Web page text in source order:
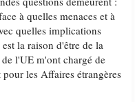
à quelles menaces et à
quelles implications
la raison d'être de la
l'UE m'ont chargé de
les Affaires étrangères